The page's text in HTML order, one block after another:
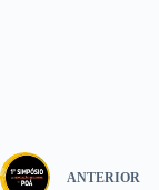
ANTERIOR